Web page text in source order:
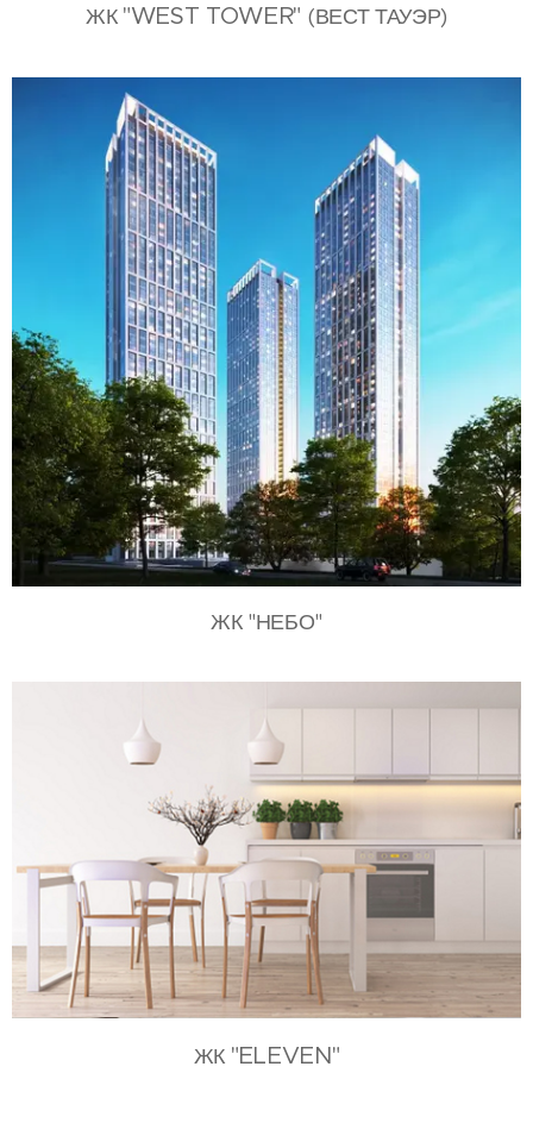
ЖК "WEST TOWER" (ВЕСТ ТАУЭР)
ЖК "НЕБО"
ЖК "ELEVEN"